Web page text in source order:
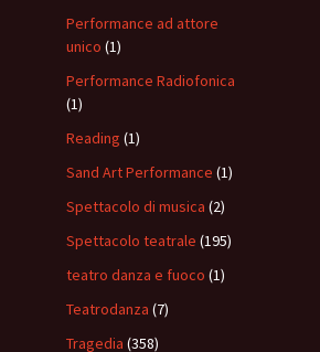
Performance ad attore
unico (1)
Performance Radiofonica
(1)
Reading (1)
Sand Art Performance (1)
Spettacolo di musica (2)
Spettacolo teatrale (195)
teatro danza e fuoco (1)
Teatrodanza (7)
Tragedia (358)